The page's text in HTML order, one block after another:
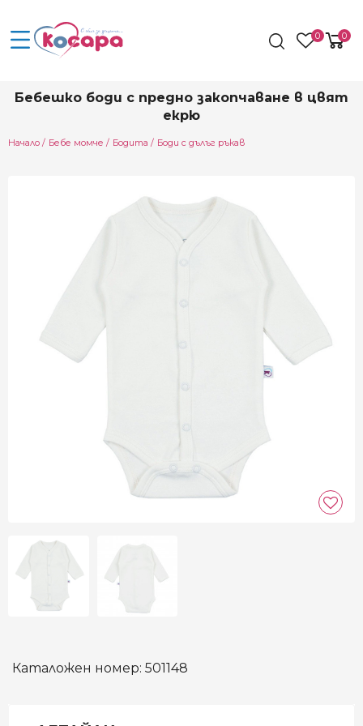
0 0
Бебешко боди с предно закопчаване в цвят
екрю
Начало Бебе момче Бодита Боди с дълъг ръкав
Каталожен номер: 501148